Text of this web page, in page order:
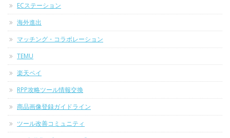
ECステーション
海外進出
マッチング・コラボレーション
TEMU
楽天ペイ
RPP攻略ツール情報交換
商品画像登録ガイドライン
ツール改善コミュニティ